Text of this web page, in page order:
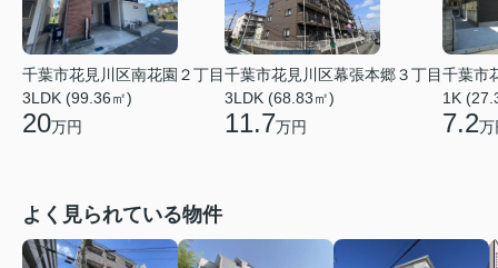
千葉市花見川区南花園２丁目
3LDK (99.36㎡)
20万円
千葉市花見川区幕張本郷３丁目
3LDK (68.83㎡)
11.7万円
千葉市
1K
7.2万
よく見られている物件